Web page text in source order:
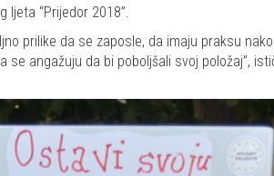
ljeta “Prijedor 2018”.
prilike da se zaposle, da imaju praksu
angažuju da bi poboljšali svoj položaj”,